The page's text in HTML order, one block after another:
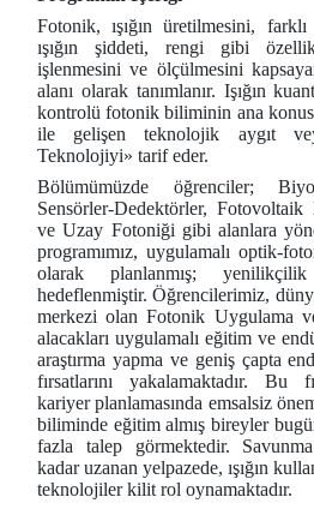
Fotonik, ışığın üretilmesini, farklı
ışığın şiddeti, rengi gibi
işlenmesini ve ölçülmesini
alanı olarak tanımlanır. Işığın
kontrolü fotonik biliminin ana
ile gelişen teknolojik aygıt
Teknolojiyi» tarif eder.
Bölümümüzde öğrenciler;
Sensörler-Dedektörler,
ve Uzay Fotoniği gibi alanlara
programımız, uygulamalı optik-
olarak planlanmış;
hedeflenmiştir. Öğrencilerimiz,
merkezi olan Fotonik Uygulama
alacakları uygulamalı eğitim ve
araştırma yapma ve geniş çapta
fırsatlarını yakalamaktadır. Bu
kariyer planlamasında emsalsiz
biliminde eğitim almış bireyler
fazla talep görmektedir.
kadar uzanan yelpazede, ışığın
teknolojiler kilit rol oynamaktadır.